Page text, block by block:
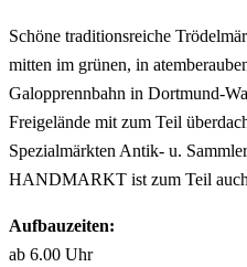
Schöne traditionsreiche
mitten im grünen, in
Galopprennbahn in Dortmund-
Freigelände mit zum Teil
Spezialmärkten Antik- u.
HANDMARKT ist zum Teil
Aufbauzeiten:
ab 6.00 Uhr